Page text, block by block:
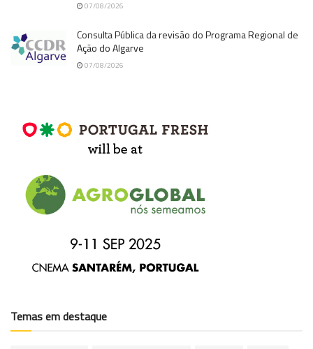
07/08/2026
Consulta Pública da revisão do Programa Regional de
Ação do Algarve
07/08/2026
Temas em destaque